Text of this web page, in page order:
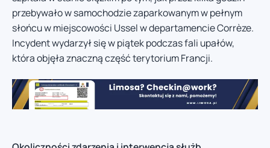
przebywało w samochodzie zaparkowanym w pełnym
słońcu w miejscowości Ussel w departamencie Corrèze.
Incydent wydarzył się w piątek podczas fali upałów,
która objęła znaczną część terytorium Francji.